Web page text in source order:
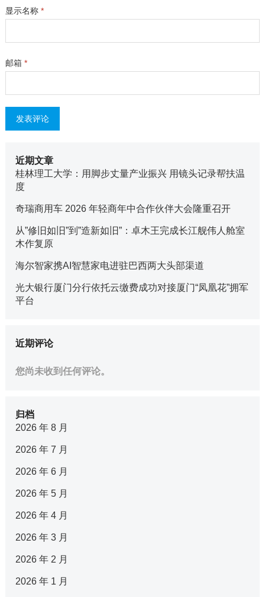
显示名称 *
邮箱 *
近期文章
桂林理工大学：用脚步丈量产业振兴 用镜头记录帮扶温
度
奇瑞商用车 2026 年轻商年中合作伙伴大会隆重召开
从”修旧如旧”到”造新如旧”：卓木王完成长江舰伟人舱室
木作复原
海尔智家携AI智慧家电进驻巴西两大头部渠道
光大银行厦门分行依托云缴费成功对接厦门“凤凰花”拥军
平台
近期评论
您尚未收到任何评论。
归档
2026 年 8 月
2026 年 7 月
2026 年 6 月
2026 年 5 月
2026 年 4 月
2026 年 3 月
2026 年 2 月
2026 年 1 月